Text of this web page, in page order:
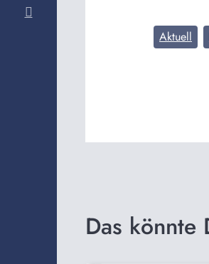
Aktuell
Das könnte